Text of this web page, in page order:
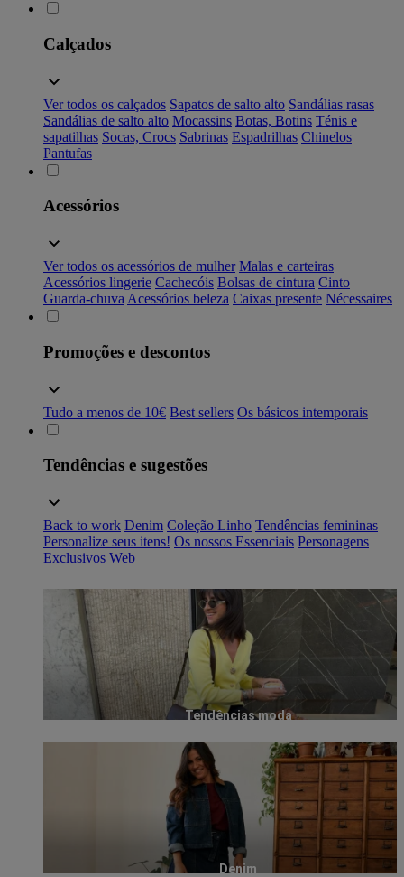
Calçados
Ver todos os calçados Sapatos de salto alto Sandálias rasas
Sandálias de salto alto Mocassins Botas, Botins Ténis e
sapatilhas Socas, Crocs Sabrinas Espadrilhas Chinelos
Pantufas
Acessórios
Ver todos os acessórios de mulher Malas e carteiras
Acessórios lingerie Cachecóis Bolsas de cintura Cinto
Guarda-chuva Acessórios beleza Caixas presente Nécessaires
Promoções e descontos
Tudo a menos de 10€ Best sellers Os básicos intemporais
Tendências e sugestões
Back to work Denim Coleção Linho Tendências femininas
Personalize seus itens! Os nossos Essenciais Personagens
Exclusivos Web
Tendências moda
Denim